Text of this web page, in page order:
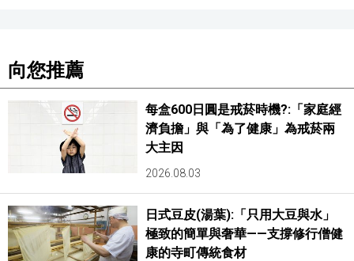
向您推薦
每盒600日圓是戒菸時機?:「家庭經
濟負擔」與「為了健康」為戒菸兩
大主因
2026.08.03
日式豆皮(湯葉):「只用大豆與水」
極致的簡單與奢華——支撐修行僧健
康的寺町傳統食材